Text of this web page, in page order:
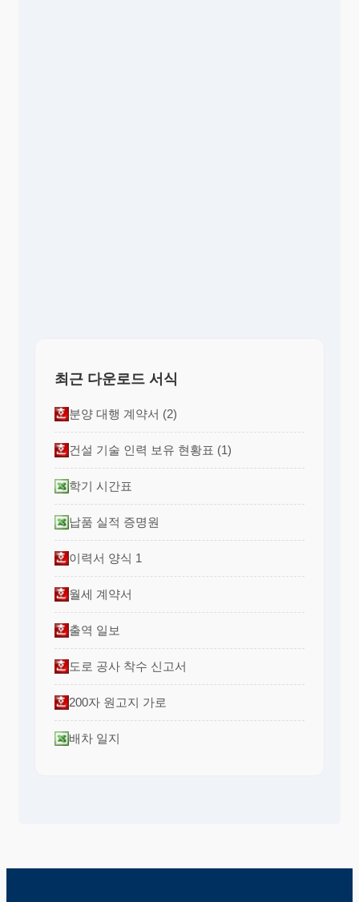
최근 다운로드 서식
분양 대행 계약서 (2)
건설 기술 인력 보유 현황표 (1)
학기 시간표
납품 실적 증명원
이력서 양식 1
월세 계약서
출역 일보
도로 공사 착수 신고서
200자 원고지 가로
배차 일지